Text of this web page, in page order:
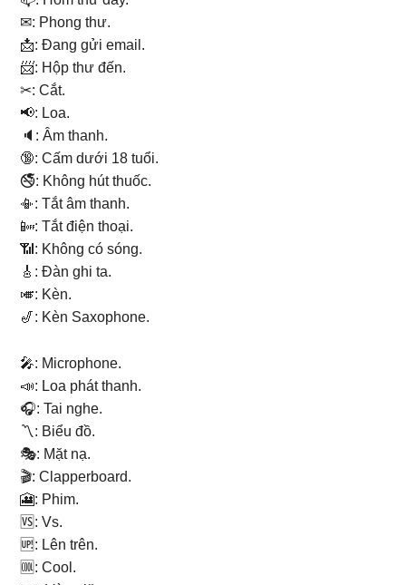
✉: Phong thư.
📩: Đang gửi email.
📨: Hộp thư đến.
✂: Cắt.
📢: Loa.
🔈: Âm thanh.
🔞: Cấm dưới 18 tuổi.
🚭: Không hút thuốc.
📳: Tắt âm thanh.
📴: Tắt điện thoại.
📶: Không có sóng.
🎸: Đàn ghi ta.
🎺: Kèn.
🎷: Kèn Saxophone.
🎤: Microphone.
📣: Loa phát thanh.
🎧: Tai nghe.
〽: Biểu đồ.
🎭: Mặt nạ.
🎬: Clapperboard.
🎦: Phim.
🆚: Vs.
🆙: Lên trên.
🆒: Cool.